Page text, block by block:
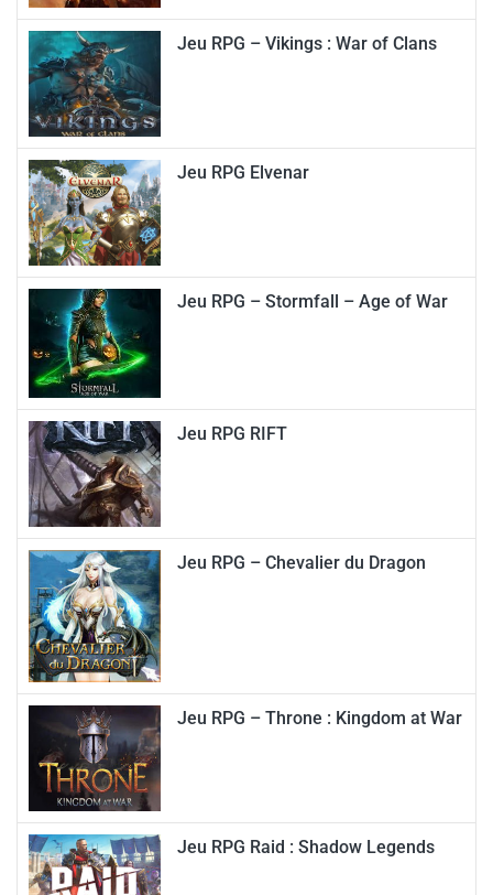
Jeu RPG – Vikings : War of Clans
Jeu RPG Elvenar
Jeu RPG – Stormfall – Age of War
Jeu RPG RIFT
Jeu RPG – Chevalier du Dragon
Jeu RPG – Throne : Kingdom at War
Jeu RPG Raid : Shadow Legends